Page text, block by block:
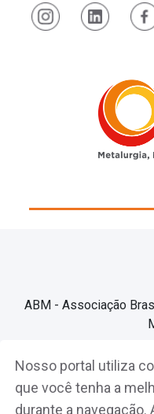
Nosso portal utiliza
que você tenha a
durante a navegação.
ABM - Associação